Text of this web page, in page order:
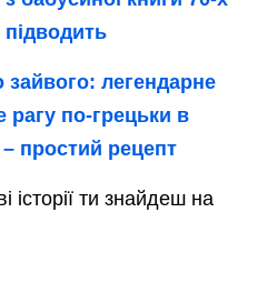
підводить
зайвого: легендарне
рагу по-грецьки в
простий рецепт
історії ти знайдеш на